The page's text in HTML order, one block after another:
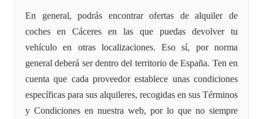
En general, podrás encontrar ofertas de alquiler de
coches en Cáceres en las que puedas devolver tu
vehículo en otras localizaciones. Eso sí, por norma
general deberá ser dentro del territorio de España. Ten en
cuenta que cada proveedor establece unas condiciones
específicas para sus alquileres, recogidas en sus Términos
y Condiciones en nuestra web, por lo que no siempre